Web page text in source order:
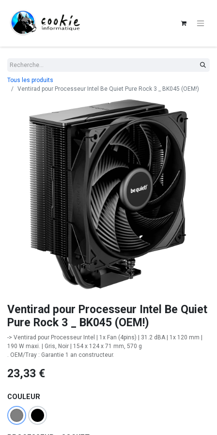
Tous les produits
Ventirad pour Processeur Intel Be Quiet Pure Rock 3 _ BK045 (OEM!)
Ventirad pour Processeur Intel Be Quiet
Pure Rock 3 _ BK045 (OEM!)
-> Ventirad pour Processeur Intel | 1x Fan (4pins) | 31.2 dBA | 1x 120 mm |
190 W maxi. | Gris, Noir | 154 x 124 x 71 mm, 570 g
. OEM/Tray : Garantie 1 an constructeur.
23,33 €
COULEUR